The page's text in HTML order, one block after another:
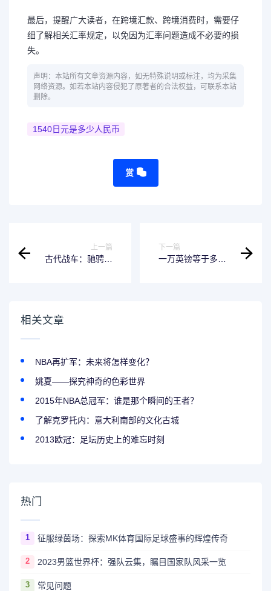
最后，提醒广大读者，在跨境汇款、跨境消费时，需要仔
细了解相关汇率规定，以免因为汇率问题造成不必要的损
失。
声明：本站所有文章资源内容，如无特殊说明或标注，均为采集
网络资源。如若本站内容侵犯了原著者的合法权益，可联系本站
删除。
1540日元是多少人民币
赏
上一篇
古代战车：驰骋沙
下一篇
一万英镑等于多少
相关文章
NBA再扩军：未来将怎样变化？
姚夏——探究神奇的色彩世界
2015年NBA总冠军：谁是那个瞬间的王者？
了解克罗托内：意大利南部的文化古城
2013欧冠：足坛历史上的难忘时刻
热门
1 征服绿茵场：探索MK体育国际足球盛事的辉煌传奇
2 2023男篮世界杯：强队云集，瞩目国家队风采一览
3 常见问题